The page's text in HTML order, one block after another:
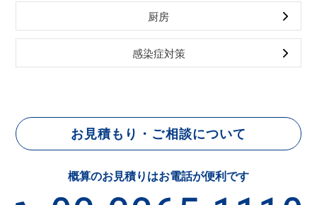
厨房
感染症対策
お見積もり・ご相談について
概算のお見積りはお電話が便利です